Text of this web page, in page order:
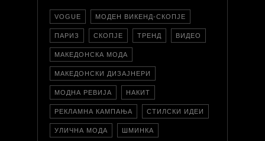
VOGUE МОДЕН ВИКЕНД-СКОПЈЕ
ПАРИЗ СКОПЈЕ ТРЕНД ВИДЕО
МАКЕДОНСКА МОДА
МАКЕДОНСКИ ДИЗАЈНЕРИ
МОДНА РЕВИЈА НАКИТ
РЕКЛАМНА КАМПАЊА СТИЛСКИ ИДЕИ
УЛИЧНА МОДА ШМИНКА